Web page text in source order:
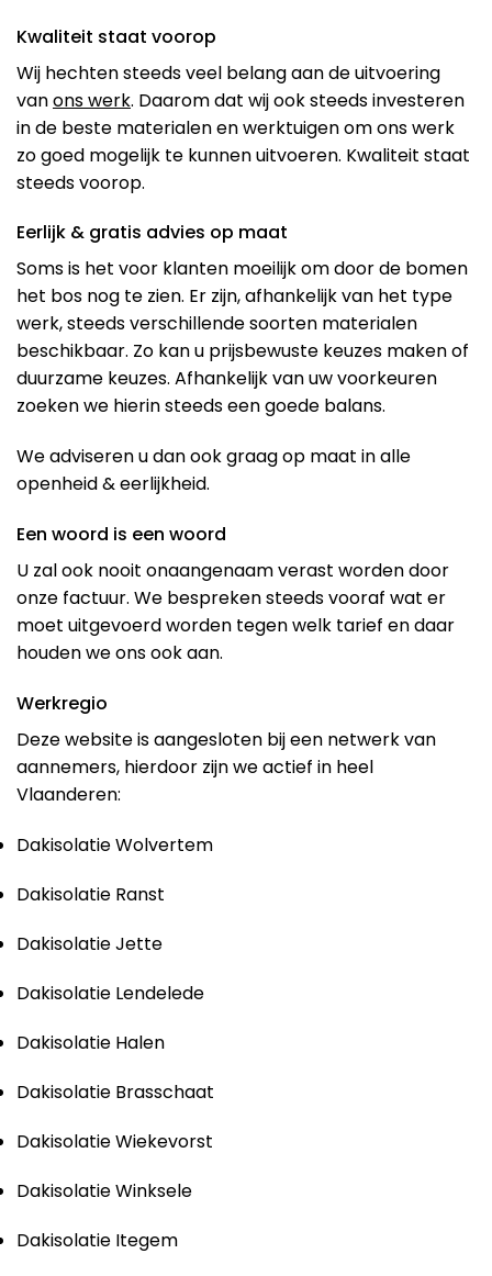
Kwaliteit staat voorop
Wij hechten steeds veel belang aan de uitvoering
vanons werk. Daarom dat wij ook steeds investeren
in de beste materialen en werktuigen om ons werk
zo goed mogelijk te kunnen uitvoeren. Kwaliteit staat
steeds voorop.
Eerlijk & gratis advies op maat
Soms is het voor klanten moeilijk om door de bomen
het bos nog te zien. Er zijn, afhankelijk van het type
werk, steeds verschillende soorten materialen
beschikbaar. Zo kan u prijsbewuste keuzes maken of
duurzame keuzes. Afhankelijk van uw voorkeuren
zoeken we hierin steeds een goede balans.
We adviseren u dan ook graag op maat in alle
openheid & eerlijkheid.
Een woord is een woord
U zal ook nooit onaangenaam verast worden door
onze factuur. We bespreken steeds vooraf wat er
moet uitgevoerd worden tegen welk tarief en daar
houden we ons ook aan.
Werkregio
Deze website is aangesloten bij een netwerk van
aannemers, hierdoor zijn we actief in heel
Vlaanderen:
Dakisolatie Wolvertem
Dakisolatie Ranst
Dakisolatie Jette
Dakisolatie Lendelede
Dakisolatie Halen
Dakisolatie Brasschaat
Dakisolatie Wiekevorst
Dakisolatie Winksele
Dakisolatie Itegem